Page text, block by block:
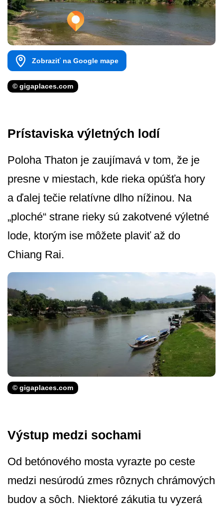
Zobraziť na Google mape
© gigaplaces.com
Prístaviska výletných lodí
Poloha Thaton je zaujímavá v tom, že je
presne v miestach, kde rieka opúšťa hory
a ďalej tečie relatívne dlho nížinou. Na
„ploché“ strane rieky sú zakotvené výletné
lode, ktorým ise môžete plaviť až do
Chiang Rai.
© gigaplaces.com
Výstup medzi sochami
Od betónového mosta vyrazte po ceste
medzi nesúrodú zmes rôznych chrámových
budov a sôch. Niektoré zákutia tu vyzerá